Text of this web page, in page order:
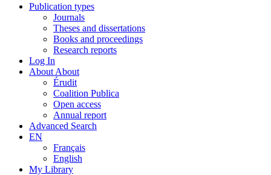
Publication types
Journals
Theses and dissertations
Books and proceedings
Research reports
Log In
About About
Érudit
Coalition Publica
Open access
Annual report
Advanced Search
EN
Français
English
My Library